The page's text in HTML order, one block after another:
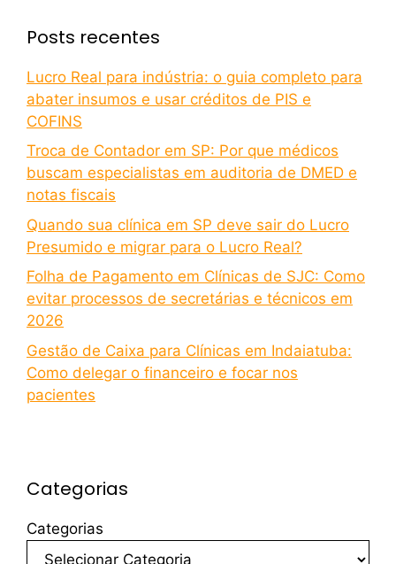
Posts recentes
Lucro Real para indústria: o guia completo para
abater insumos e usar créditos de PIS e
COFINS
Troca de Contador em SP: Por que médicos
buscam especialistas em auditoria de DMED e
notas fiscais
Quando sua clínica em SP deve sair do Lucro
Presumido e migrar para o Lucro Real?
Folha de Pagamento em Clínicas de SJC: Como
evitar processos de secretárias e técnicos em
2026
Gestão de Caixa para Clínicas em Indaiatuba:
Como delegar o financeiro e focar nos
pacientes
Categorias
Categorias